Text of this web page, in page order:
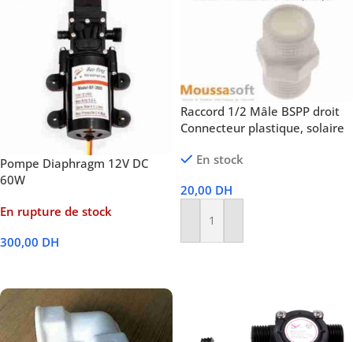
Pompe Diaphragm 12V DC
60W
En rupture de stock
300,00 DH
Raccord 1/2 Mâle BSPP droit
Connecteur plastique, solaire
En stock
20,00 DH
Ajouter Au Panier